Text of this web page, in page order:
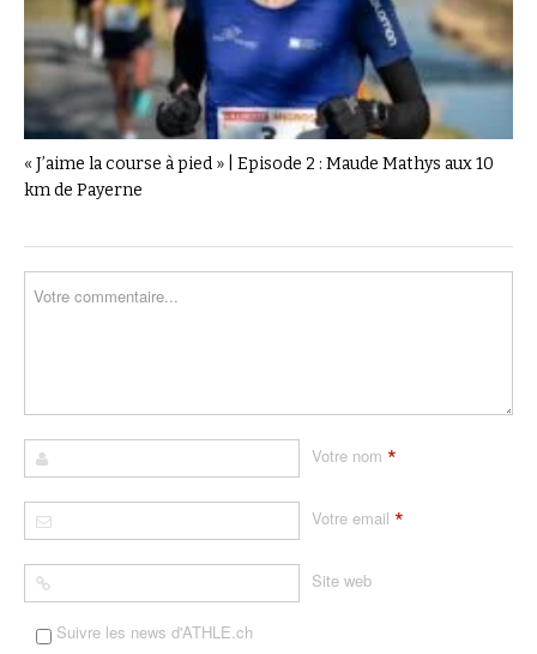
« J’aime la course à pied » | Episode 2 : Maude Mathys aux 10
km de Payerne
Votre nom *
Votre email *
Site web
Suivre les news d'ATHLE.ch